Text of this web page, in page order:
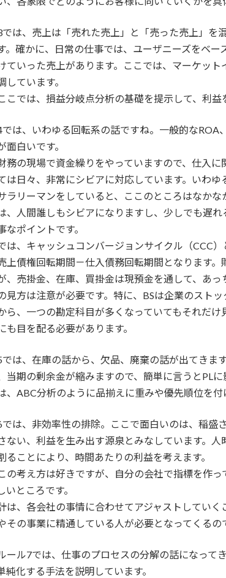
では、売上は「売れた売上」と「売った売上」を
。確かに、日常の仕事では、ユーザニーズをベ
ていった売上があります。ここでは、マーケッ
しています。
こでは、損益分岐点分析の基礎を提示して、利益
では、いわゆる回転系の話ですね。一般的なROA
面白いです。
務の現場で資金繰りをやっていますので、仕入
は日々、非常にシビアに対応しています。いわゆ
ラリーマンをしていると、ここのところはなか
、人間誰しもシビアになりますし、少しでも遅
なポイントです。
は、キャッシュコンバージョンサイクル（CCC
上債権回転期間－仕入債務回転期間となります
、売掛金、在庫、買掛金は現預金を通して、あ
見方は注意が必要です。特に、BSは企業のスト
ら、一つの勘定科目が多くなっていてもそれだ
も目を配る必要があります。
では、在庫の話から、欠品、廃棄の話が出てきま
当期の剰余金が縮みますので、簡単に言うとPLに
、ABC分析のように品揃えに重みや優先順位を
では、非効率性の排除。ここで面白いのは、稲盛
ない、利益を生み出す源泉とみなしています。
ることにより、時間あたりの利益を考えます。
の考え方は好きですが、自分の会社で指標を作
いところです。
は、各会社の事情に合わせてアジャストしてい
その事業に精通している人が必要となってくるの
ール7では、仕事のプロセスの分解の話になって
純化する手法を説明しています。